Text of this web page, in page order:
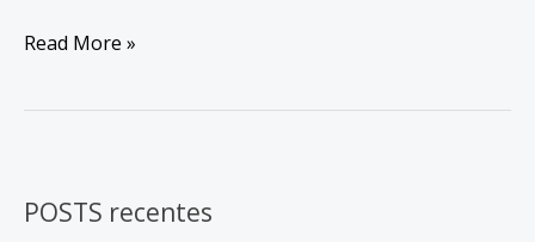
CDB:
a
Read More »
POSTS recentes